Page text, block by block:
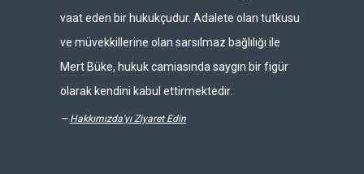
vaat eden bir hukukçudur. Adalete olan tutkusu
ve müvekkillerine olan sarsılmaz bağlılığı ile
Mert Büke, hukuk camiasında saygın bir figür
olarak kendini kabul ettirmektedir.
— Hakkımızda'yı Ziyaret Edin